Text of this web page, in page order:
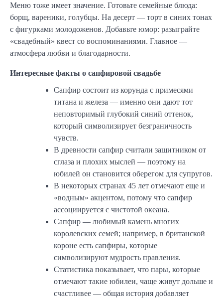
Меню тоже имеет значение. Готовьте семейные блюда:
борщ, вареники, голубцы. На десерт — торт в синих тонах
с фигурками молодоженов. Добавьте юмор: разыграйте
«свадебный» квест со воспоминаниями. Главное —
атмосфера любви и благодарности.
Интересные факты о сапфировой свадьбе
Сапфир состоит из корунда с примесями
титана и железа — именно они дают тот
неповторимый глубокий синий оттенок,
который символизирует безграничность
чувств.
В древности сапфир считали защитником от
сглаза и плохих мыслей — поэтому на
юбилей он становится оберегом для супругов.
В некоторых странах 45 лет отмечают еще и
«водным» акцентом, потому что сапфир
ассоциируется с чистотой океана.
Сапфир — любимый камень многих
королевских семей; например, в британской
короне есть сапфиры, которые
символизируют мудрость правления.
Статистика показывает, что пары, которые
отмечают такие юбилеи, чаще живут дольше и
счастливее — общая история добавляет